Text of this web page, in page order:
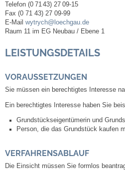
Ortsplan
Bildergalerie
Rund um den Wein
Rathaus
Aktuelles
Telefon (0 7143) 27 09-15
Fax (0 71 43) 27 09-99
E-Mail wytrych@loechgau.de
Raum 11 im EG Neubau / Ebene 1
LEISTUNGSDETAILS
VORAUSSETZUNGEN
Sie müssen ein berechtigtes Interesse
Ein berechtigtes Interesse haben Sie
Grundstückseigentümerin und
Person, die das Grundstück kaufen
VERFAHRENSABLAUF
Die Einsicht müssen Sie formlos